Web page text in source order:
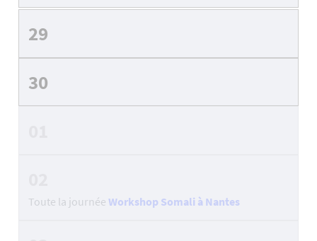
29
30
Toute la journée Workshop Somali à Nantes